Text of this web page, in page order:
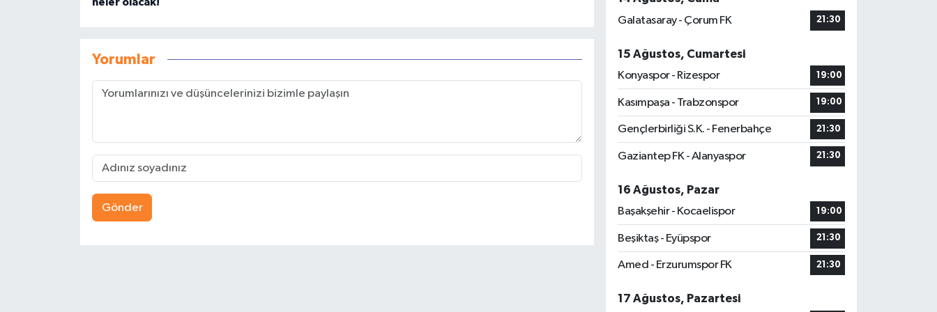
neler olacak!
Yorumlar
Gönder
Galatasaray - Çorum FK
21:30
15 Ağustos, Cumartesi
Konyaspor - Rizespor
19:00
Kasımpaşa - Trabzonspor 19:00
Gençlerbirliği S.K. - Fenerbahçe 21:30
Gaziantep FK - Alanyaspor 21:30
16 Ağustos, Pazar
Başakşehir - Kocaelispor
19:00
Beşiktaş - Eyüpspor 21:30
Amed - Erzurumspor FK 21:30
17 Ağustos, Pazartesi